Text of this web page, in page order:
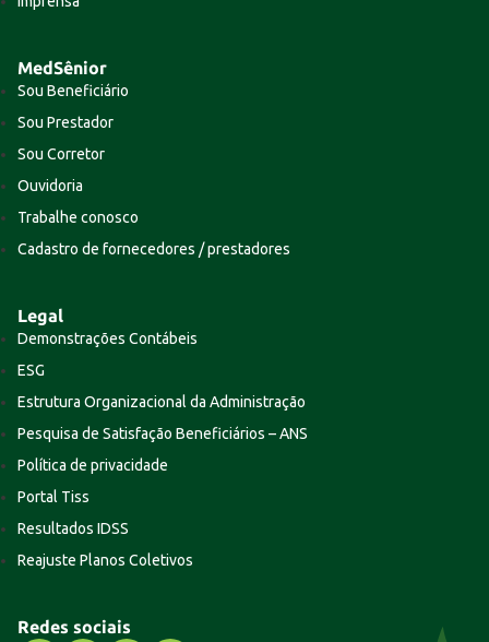
MedSênior
Sou Beneficiário
Sou Prestador
Sou Corretor
Ouvidoria
Trabalhe conosco
Cadastro de fornecedores / prestadores
Legal
Demonstrações Contábeis
ESG
Estrutura Organizacional da Administração
Pesquisa de Satisfação Beneficiários – ANS
Política de privacidade
Portal Tiss
Resultados IDSS
Reajuste Planos Coletivos
Redes sociais